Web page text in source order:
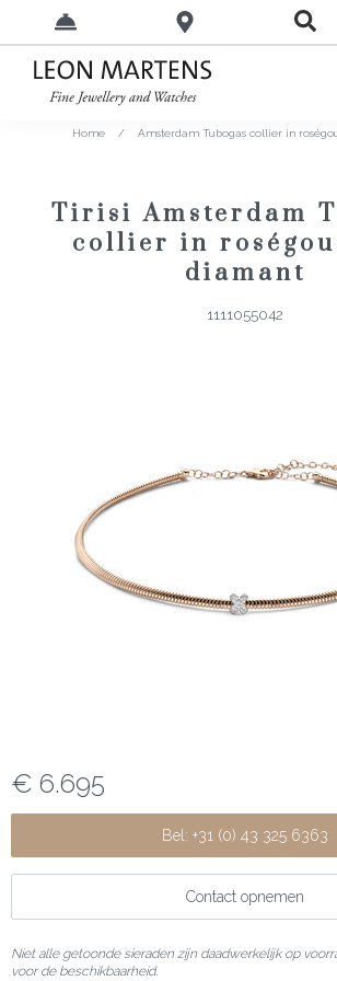
Home / Amsterdam Tubogas collier in
Tirisi Amsterdam
collier in
diamant
1111055042
€ 6.695
Bel: +31 (0) 43 325 6363
Contact opnemen
Niet alle getoonde sieraden zijn daadwerkelijk op
voor de beschikbaarheid.